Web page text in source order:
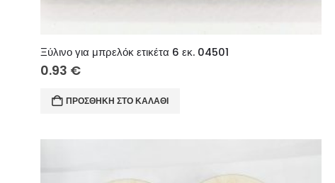
Ξύλινο για μπρελόκ ετικέτα 6 εκ. 04501
0.93 €
ΠΡΟΣΘΉΚΗ ΣΤΟ ΚΑΛΆΘΙ